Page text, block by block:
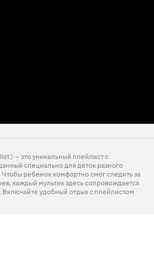
— это уникальный плейлист с
специально для деток разного
Чтобы ребенок комфортно смог следить за
каждый мультик здесь сопровождается
удобный отдых с плейлистом